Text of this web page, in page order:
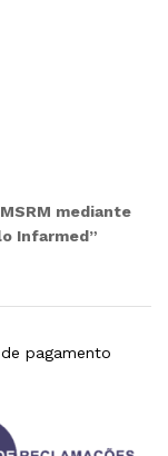
mediante
Infarmed”
pagamento